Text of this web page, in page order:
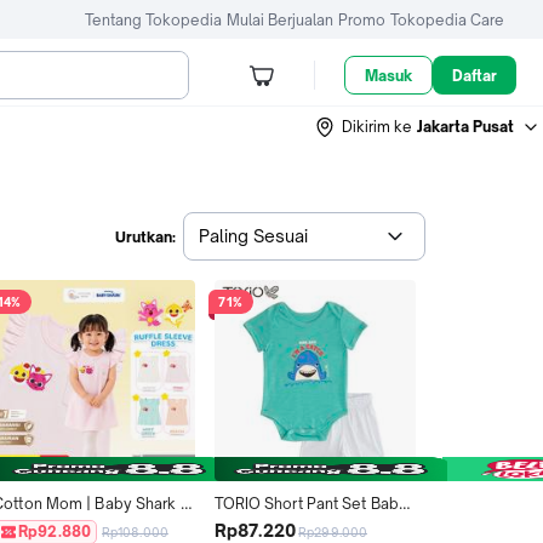
Tentang Tokopedia Mulai Berjualan Promo Tokopedia Care
Masuk Daftar
Dikirim ke Jakarta Pusat
Urutkan: Paling Sesuai
Mom | Baby Shark
Rimple Anak 1-3
Rp92.880 Rp108.000
71%
TORIO Short Pant Set Baby
Shark - Baju Bayi - Setelan
Rp87.220Rp299.000